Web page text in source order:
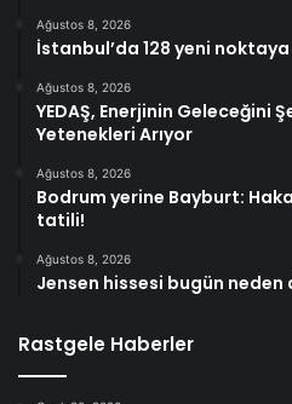
Ağustos 8, 2026
İstanbul’da 128 yeni
Ağustos 8, 2026
YEDAŞ, Enerjinin Geleceğini
Yetenekleri Arıyor
Ağustos 8, 2026
Bodrum yerine Bayburt:
tatili!
Ağustos 8, 2026
Jensen hissesi bugün neden
Rastgele Haberler